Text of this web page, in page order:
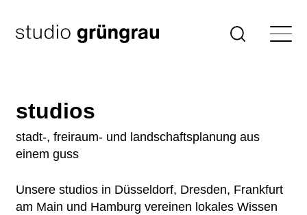
Inhalt
springen
Startseite Suche
studios
stadt-, freiraum- und landschaftsplanung aus
einem guss
Unsere studios in Düsseldorf, Dresden, Frankfurt
am Main und Hamburg vereinen lokales Wissen